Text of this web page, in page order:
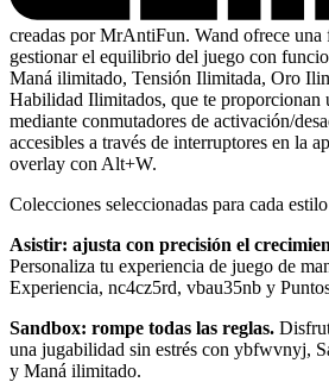
creadas por MrAntiFun. Wand ofrece una
gestionar el equilibrio del juego con
Maná ilimitado, Tensión Ilimitada, Oro
Habilidad Ilimitados, que te proporcionan
mediante conmutadores de activación/
accesibles a través de interruptores en la
overlay con Alt+W.
Colecciones seleccionadas para cada
Asistir: ajusta con precisión el
Personaliza tu experiencia de juego de
Experiencia, nc4cz5rd, vbau35nb y
Sandbox: rompe todas las reglas.
una jugabilidad sin estrés con ybfwvnyj,
y Maná ilimitado.